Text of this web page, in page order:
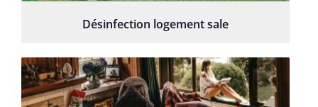
Désinfection logement sale